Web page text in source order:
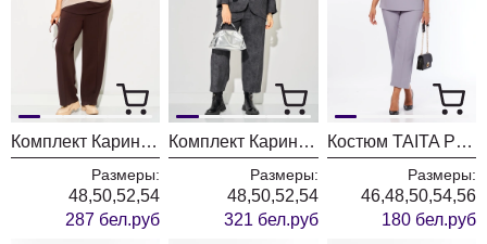
Комплект Карина Делюкс 1460 бежевый
Размеры:
48,50,52,54
287 бел.руб
Комплект Карина Делюкс 1451 антрацит
Размеры:
48,50,52,54
321 бел.руб
Костюм TAITA PLUS 2622/3 лаванда
Размеры:
46,48,50,54,56
180 бел.руб